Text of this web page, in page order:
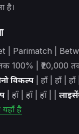
है।
1xBet |
100% | ₹20,000
विकल्प | हाँ | हाँ | हाँ
| हाँ | हाँ | हाँ | |
यहाँ है